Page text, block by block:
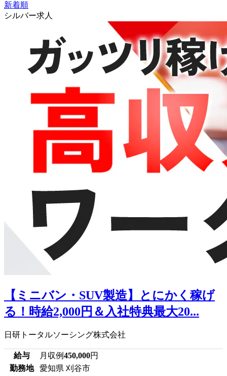
新着順
シルバー求人
【ミニバン・SUV製造】とにかく稼げ
る！時給2,000円＆入社特典最大20...
日研トータルソーシング株式会社
給与 月収例450,000円
勤務地
愛知県 刈谷市